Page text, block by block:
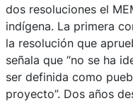
dos resoluciones el
indígena. La primera
la resolución que
señala que “no se ha
ser definida como
proyecto”. Dos años